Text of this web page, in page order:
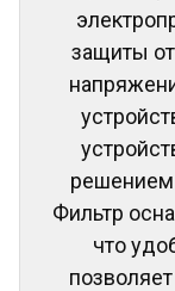
защиты
Фильтр
что